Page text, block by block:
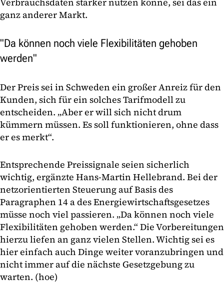
ganz anderer Markt.
"Da können noch viele Flexibilitäten gehoben
werden"
Der Preis sei in Schweden ein großer Anreiz für den
Kunden, sich für ein solches Tarifmodell zu
entscheiden. „Aber er will sich nicht drum
kümmern müssen. Es soll funktionieren, ohne dass
er es merkt“.
Entsprechende Preissignale seien sicherlich
wichtig, ergänzte Hans-Martin Hellebrand. Bei der
netzorientierten Steuerung auf Basis des
Paragraphen 14 a des Energiewirtschaftsgesetzes
müsse noch viel passieren. „Da können noch viele
Flexibilitäten gehoben werden.“ Die Vorbereitungen
hierzu liefen an ganz vielen Stellen. Wichtig sei es
hier einfach auch Dinge weiter voranzubringen und
nicht immer auf die nächste Gesetzgebung zu
warten. (hoe)